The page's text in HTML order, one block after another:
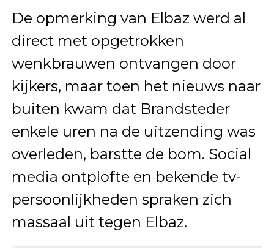
De opmerking van Elbaz werd al
direct met opgetrokken
wenkbrauwen ontvangen door
kijkers, maar toen het nieuws naar
buiten kwam dat Brandsteder
enkele uren na de uitzending was
overleden, barstte de bom. Social
media ontplofte en bekende tv-
persoonlijkheden spraken zich
massaal uit tegen Elbaz.